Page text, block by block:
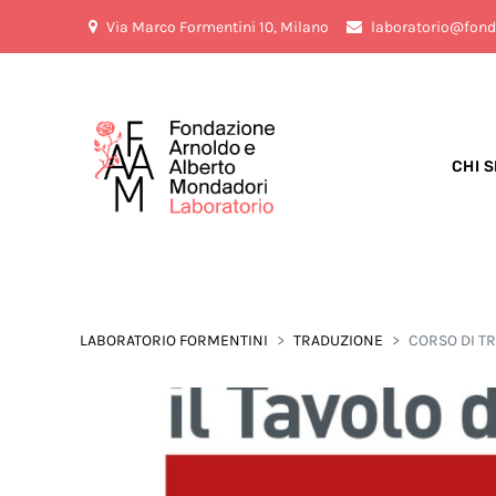
Via Marco Formentini 10, Milano
CHI
LABORATORIO FORMENTINI TRADUZIONE CORSO DI